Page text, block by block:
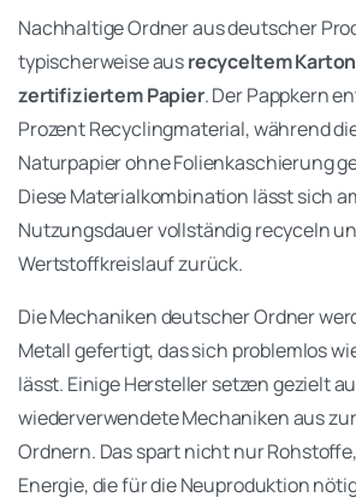
Nachhaltige Ordner aus deutscher
typischerweise ausrecyceltem
zertifiziertem Papier. Der Pappkern
Prozent Recyclingmaterial, während
Naturpapier ohne Folienkaschierung
Diese Materialkombination lässt sich
Nutzungsdauer vollständig recyceln
Wertstoffkreislauf zurück.
Die Mechaniken deutscher Ordner
Metall gefertigt, das sich problemlos
lässt. Einige Hersteller setzen gezielt
wiederverwendete Mechaniken aus
Ordnern. Das spart nicht nur
Energie, die für die Neuproduktion